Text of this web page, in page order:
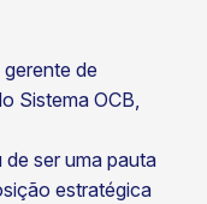
de
Sistema OCB,
ser uma pauta
estratégica